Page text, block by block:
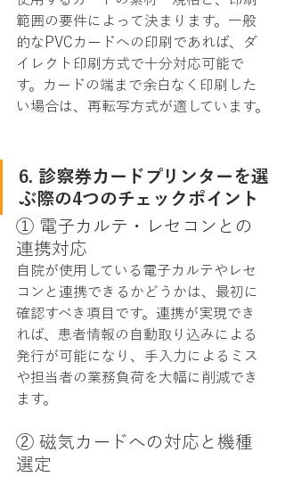
範囲の要件によって決まります。一般
的なPVCカードへの印刷であれば、ダ
イレクト印刷方式で十分対応可能で
す。カードの端まで余白なく印刷した
い場合は、再転写方式が適しています。
6. 診察券カードプリンターを選
ぶ際の4つのチェックポイント
① 電子カルテ・レセコンとの
連携対応
自院が使用している電子カルテやレセ
コンと連携できるかどうかは、最初に
確認すべき項目です。連携が実現でき
れば、患者情報の自動取り込みによる
発行が可能になり、手入力によるミス
や担当者の業務負荷を大幅に削減でき
ます。
② 磁気カードへの対応と機種
選定